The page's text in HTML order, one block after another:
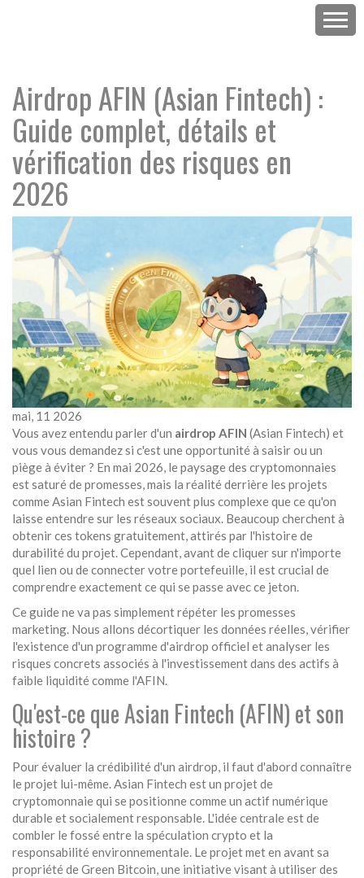
Airdrop AFIN (Asian Fintech) :
Guide complet, détails et
vérification des risques en
2026
mai, 11 2026
Vous avez entendu parler d'un airdrop AFIN (Asian Fintech) et
vous vous demandez si c'est une opportunité à saisir ou un
piège à éviter ? En mai 2026, le paysage des cryptomonnaies
est saturé de promesses, mais la réalité derrière les projets
commeAsian Fintech est souvent plus complexe que ce qu'on
laisse entendre sur les réseaux sociaux. Beaucoup cherchent à
obtenir ces tokens gratuitement, attirés par l'histoire de
durabilité du projet. Cependant, avant de cliquer sur n'importe
quel lien ou de connecter votre portefeuille, il est crucial de
comprendre exactement ce qui se passe avec ce jeton.
Ce guide ne va pas simplement répéter les promesses
marketing. Nous allons décortiquer les données réelles, vérifier
l'existence d'un programme d'airdrop officiel et analyser les
risques concrets associés à l'investissement dans des actifs à
faible liquidité comme l'AFIN.
Qu'est-ce que Asian Fintech (AFIN) et son
histoire ?
Pour évaluer la crédibilité d'un airdrop, il faut d'abord connaître
le projet lui-même.Asian Fintech estun projet de
cryptomonnaie qui se positionne comme un actif numérique
durable et socialement responsable. L'idée centrale est de
combler le fossé entre la spéculation crypto et la
responsabilité environnementale. Le projet met en avant sa
propriété deGreen Bitcoin, une initiative visant à utiliser des